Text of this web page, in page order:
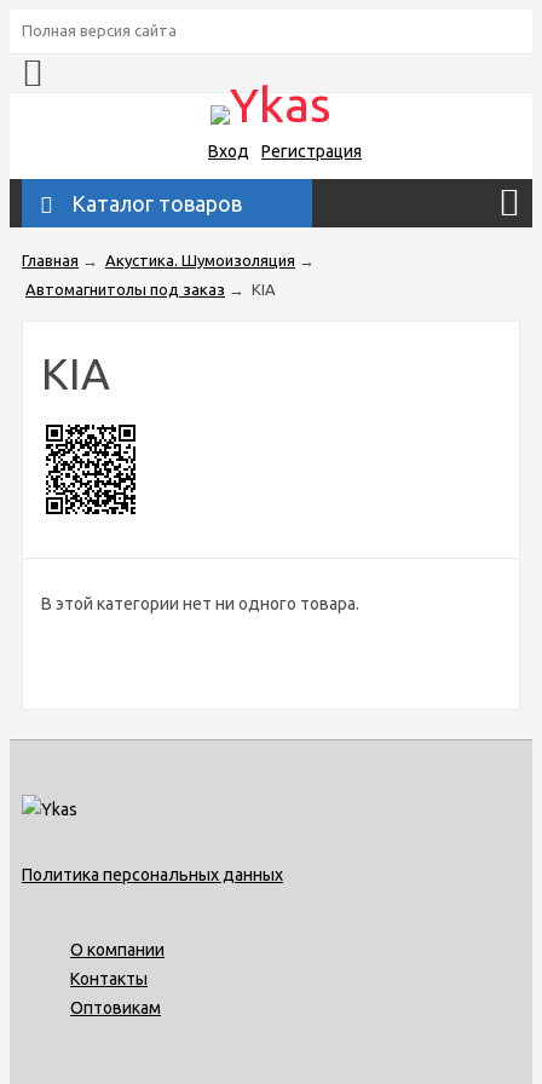
Полная версия сайта
Вход Регистрация
Каталог товаров
Главная → Акустика. Шумоизоляция →
Автомагнитолы под заказ → KIA
KIA
В этой категории нет ни одного товара.
Политика персональных данных
О компании
Контакты
Оптовикам